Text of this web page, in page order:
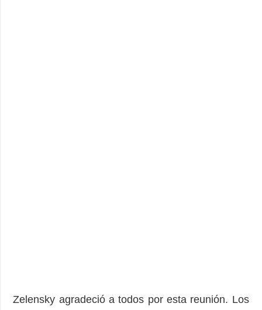
Zelensky agradeció a todos por esta reunión. Los